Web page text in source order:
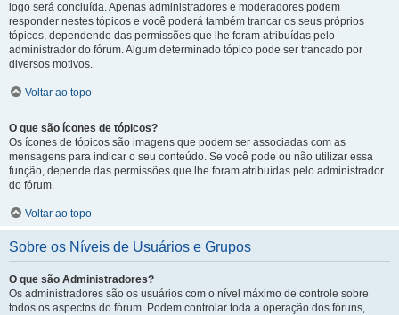
logo será concluída. Apenas administradores e moderadores podem
responder nestes tópicos e você poderá também trancar os seus próprios
tópicos, dependendo das permissões que lhe foram atribuídas pelo
administrador do fórum. Algum determinado tópico pode ser trancado por
diversos motivos.
Voltar ao topo
O que são ícones de tópicos?
Os ícones de tópicos são imagens que podem ser associadas com as
mensagens para indicar o seu conteúdo. Se você pode ou não utilizar essa
função, depende das permissões que lhe foram atribuídas pelo administrador
do fórum.
Voltar ao topo
Sobre os Níveis de Usuários e Grupos
O que são Administradores?
Os administradores são os usuários com o nível máximo de controle sobre
todos os aspectos do fórum. Podem controlar toda a operação dos fóruns,